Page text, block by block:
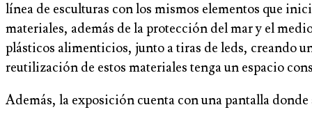
línea de esculturas con los mismos elementos que
materiales, además de la protección del mar y el
plásticos alimenticios, junto a tiras de leds, creando
reutilización de estos materiales tenga un espacio
Además, la exposición cuenta con una pantalla